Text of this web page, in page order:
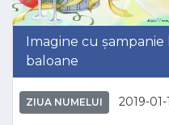
Imagine cu
baloane
ZIUA NUMELUI 2019-01-